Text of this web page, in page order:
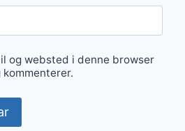
og websted i denne browser